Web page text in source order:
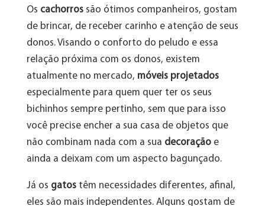
Os cachorrossão ótimos companheiros, gostam
de brincar, de receber carinho e atenção de seus
donos. Visando o conforto do peludo e essa
relação próxima com os donos, existem
atualmente no mercado, móveis projetados
especialmente para quem quer ter os seus
bichinhos sempre pertinho, sem que para isso
você precise encher a sua casa de objetos que
não combinam nada com a sua decoraçãoe
ainda a deixam com um aspecto bagunçado.
Já os gatostêm necessidades diferentes, afinal,
eles são mais independentes. Alguns gostam de